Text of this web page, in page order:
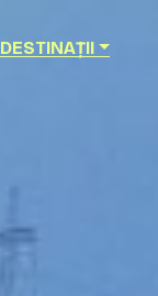
DESTINAȚII